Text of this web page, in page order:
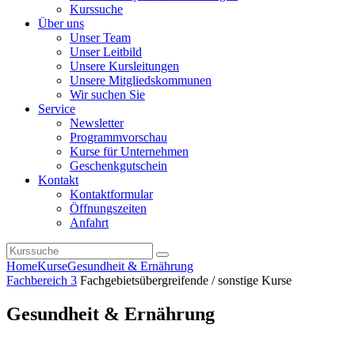
Kurssuche
Über uns
Unser Team
Unser Leitbild
Unsere Kursleitungen
Unsere Mitgliedskommunen
Wir suchen Sie
Service
Newsletter
Programmvorschau
Kurse für Unternehmen
Geschenkgutschein
Kontakt
Kontaktformular
Öffnungszeiten
Anfahrt
HomeKurseGesundheit & Ernährung
Fachbereich 3 Fachgebietsübergreifende / sonstige Kurse
Gesundheit & Ernährung